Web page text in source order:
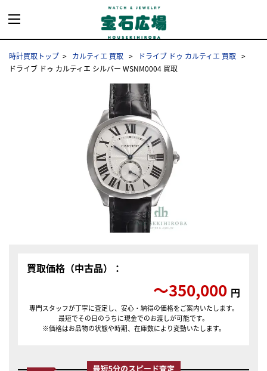
時計買取トップ カルティエ 買取
ドライブ ドゥ カルティエ 買取
ドライブ ドゥ カルティエ シルバー WSNM0004 買取
買取価格（中古品）：
〜350,000 円
専門スタッフが丁寧に査定し、安心・納得の価格をご案内いたします。
最短でその日のうちに現金でのお渡しが可能です。
※価格はお品物の状態や時期、在庫数により変動いたします。